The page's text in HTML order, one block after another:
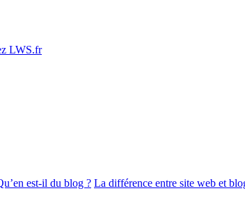
LWS.fr
est-il du blog ? La différence entre site web et